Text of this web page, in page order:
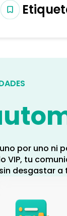
por uno ni
tu
desgastar a